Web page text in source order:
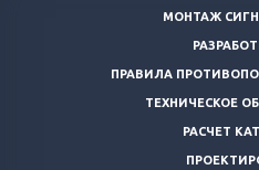
МОНТАЖ
ПРАВИЛА
ТЕХНИЧЕСКОЕ
РАСЧЕТ